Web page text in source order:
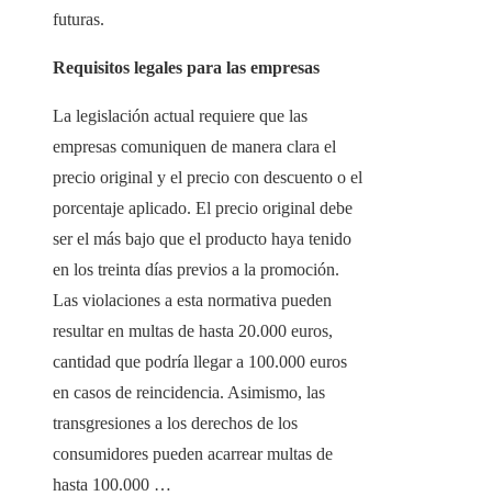
futuras.
Requisitos legales para las empresas
La legislación actual requiere que las
empresas comuniquen de manera clara el
precio original y el precio con descuento o el
porcentaje aplicado. El precio original debe
ser el más bajo que el producto haya tenido
en los treinta días previos a la promoción.
Las violaciones a esta normativa pueden
resultar en multas de hasta 20.000 euros,
cantidad que podría llegar a 100.000 euros
en casos de reincidencia. Asimismo, las
transgresiones a los derechos de los
consumidores pueden acarrear multas de
hasta 100.000 …